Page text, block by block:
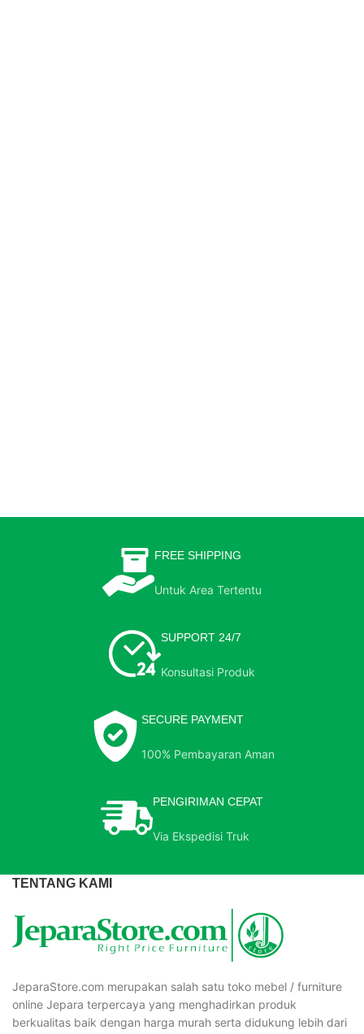
FREE SHIPPING
Untuk Area Tertentu
SUPPORT 24/7
Konsultasi Produk
SECURE PAYMENT
100% Pembayaran Aman
PENGIRIMAN CEPAT
Via Ekspedisi Truk
TENTANG KAMI
JeparaStore.com merupakan salah satu toko mebel / furniture
online Jepara terpercaya yang menghadirkan produk
berkualitas baik dengan harga murah serta didukung lebih dari